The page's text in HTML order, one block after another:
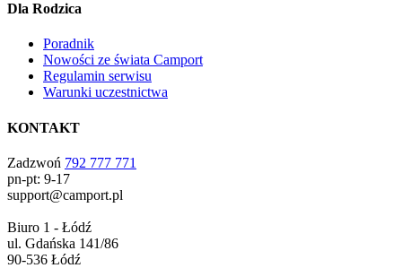
Dla Rodzica
Poradnik
Nowości ze świata Camport
Regulamin serwisu
Warunki uczestnictwa
KONTAKT
Zadzwoń 792 777 771
pn-pt: 9-17
support@camport.pl
Biuro 1 - Łódź
ul. Gdańska 141/86
90-536 Łódź